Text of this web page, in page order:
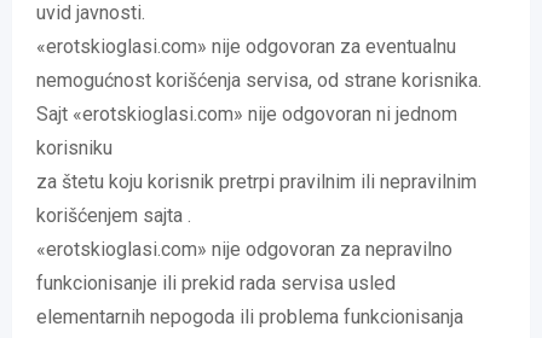
uvid javnosti.
«erotskioglasi.com» nije odgovoran za eventualnu
nemogućnost korišćenja servisa, od strane korisnika.
Sajt «erotskioglasi.com» nije odgovoran ni jednom
korisniku
za štetu koju korisnik pretrpi pravilnim ili nepravilnim
korišćenjem sajta .
«erotskioglasi.com» nije odgovoran za nepravilno
funkcionisanje ili prekid rada servisa usled
elementarnih nepogoda ili problema funkcionisanja